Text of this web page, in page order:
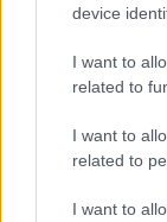
device
I want to
related to
I want to
related to
I want to